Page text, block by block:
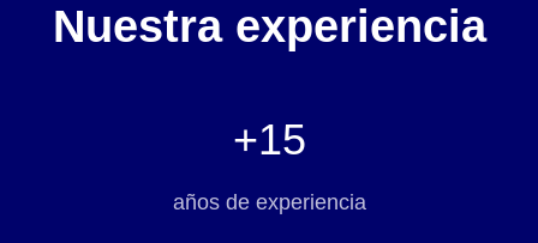
Nuestra experiencia
años de experiencia
+15